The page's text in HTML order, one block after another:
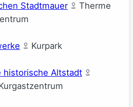
Stadtmauer
Therme
Kurpark
historische Altstadt